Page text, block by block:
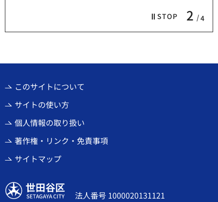
STOP 2 4
このサイトについて
サイトの使い方
個人情報の取り扱い
著作権・リンク・免責事項
サイトマップ
世田谷区
法人番号 1000020131121